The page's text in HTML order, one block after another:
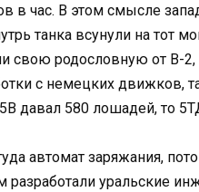
в час. В этом смысле
танка всунули на тот
свою родословную от В-2,
с немецких движков,
давал 580 лошадей, то
автомат заряжания,
уральские